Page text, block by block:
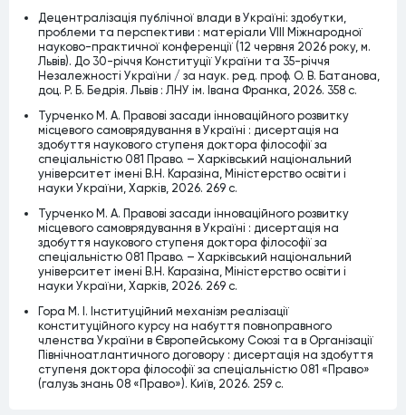
Децентралізація публічної влади в Україні: здобутки,
проблеми та перспективи : матеріали VІІІ Міжнародної
науково-практичної конференції (12 червня 2026 року, м.
Львів). До 30-річчя Конституції України та 35-річчя
Незалежності України / за наук. ред. проф. О. В. Батанова,
доц. Р. Б. Бедрія. Львів : ЛНУ ім. Івана Франка, 2026. 358 с.
Турченко М. А. Правові засади інноваційного розвитку
місцевого самоврядування в Україні : дисертація на
здобуття наукового ступеня доктора філософії за
спеціальністю 081 Право. – Харківський національний
університет імені В.Н. Каразіна, Міністерство освіти і
науки України, Харків, 2026. 269 c.
Турченко М. А. Правові засади інноваційного розвитку
місцевого самоврядування в Україні : дисертація на
здобуття наукового ступеня доктора філософії за
спеціальністю 081 Право. – Харківський національний
університет імені В.Н. Каразіна, Міністерство освіти і
науки України, Харків, 2026. 269 c.
Гора М. І. Інституційний механізм реалізації
конституційного курсу на набуття повноправного
членства України в Європейському Союзі та в Організації
Північноатлантичного договору : дисертація на здобуття
ступеня доктора філософії за спеціальністю 081 «Право»
(галузь знань 08 «Право»). Київ, 2026. 259 с.